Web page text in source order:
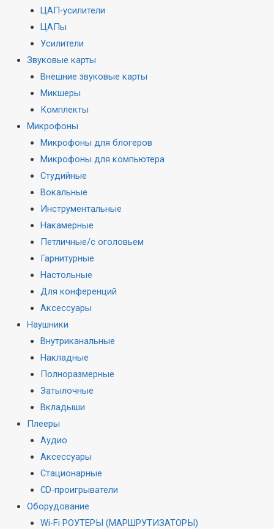
ЦАП-усилители
ЦАПы
Усилители
Звуковые карты
Внешние звуковые карты
Микшеры
Комплекты
Микрофоны
Микрофоны для блогеров
Микрофоны для компьютера
Студийные
Вокальные
Инструментальные
Накамерные
Петличные/с оголовьем
Гарнитурные
Настольные
Для конференций
Аксессуары
Наушники
Внутриканальные
Накладные
Полноразмерные
Затылочные
Вкладыши
Плееры
Аудио
Аксессуары
Стационарные
CD-проигрыватели
Оборудование
Wi-Fi РОУТЕРЫ (МАРШРУТИЗАТОРЫ)